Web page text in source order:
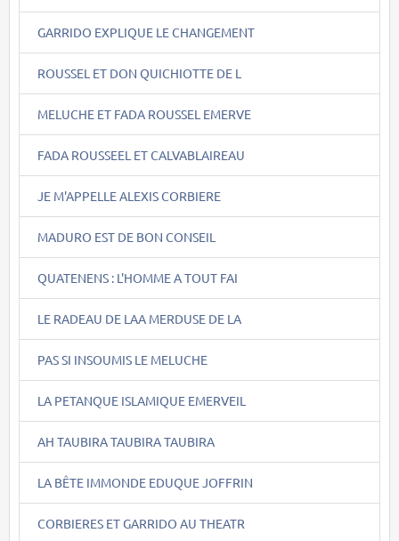
GARRIDO EXPLIQUE LE CHANGEMENT
ROUSSEL ET DON QUICHIOTTE DE L
MELUCHE ET FADA ROUSSEL EMERVE
FADA ROUSSEEL ET CALVABLAIREAU
JE M'APPELLE ALEXIS CORBIERE
MADURO EST DE BON CONSEIL
QUATENENS : L'HOMME A TOUT FAI
LE RADEAU DE LAA MERDUSE DE LA
PAS SI INSOUMIS LE MELUCHE
LA PETANQUE ISLAMIQUE EMERVEIL
AH TAUBIRA TAUBIRA TAUBIRA
LA BÊTE IMMONDE EDUQUE JOFFRIN
CORBIERES ET GARRIDO AU THEATR